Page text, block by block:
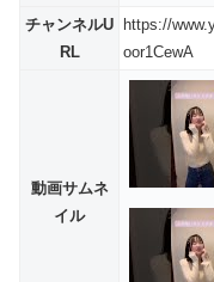
チャンネルU
RL
https://
oor1CewA
動画サムネ
イル